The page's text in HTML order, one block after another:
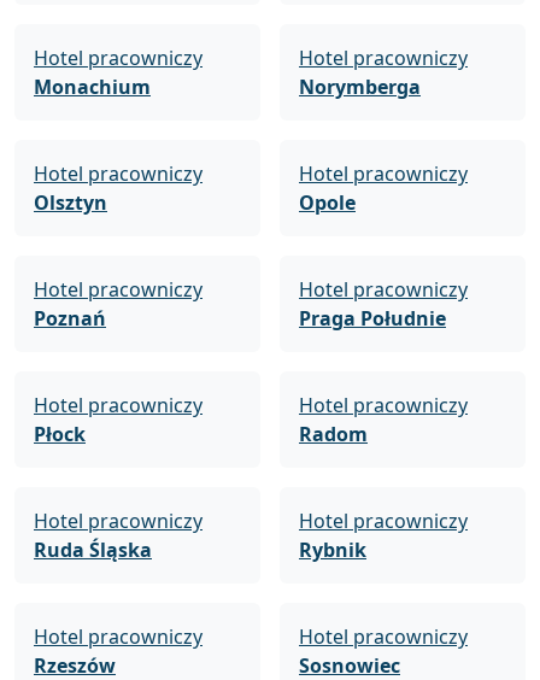
Hotel pracowniczy
Monachium
Hotel pracowniczy
Norymberga
Hotel pracowniczy
Olsztyn
Hotel pracowniczy
Opole
Hotel pracowniczy
Poznań
Hotel pracowniczy
Praga Południe
Hotel pracowniczy
Płock
Hotel pracowniczy
Radom
Hotel pracowniczy
Ruda Śląska
Hotel pracowniczy
Rybnik
Hotel pracowniczy
Rzeszów
Hotel pracowniczy
Sosnowiec